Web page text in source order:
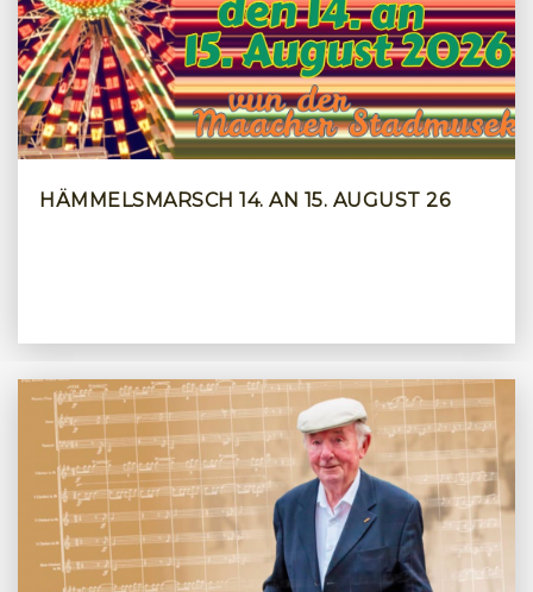
HÄMMELSMARSCH 14. AN 15. AUGUST 26